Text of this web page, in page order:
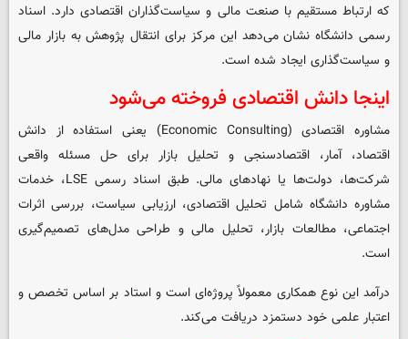
که ارتباط مستقیم با صنعت مالی و سیاست‌گذاران اقتصادی دارد. اسناد
رسمی دانشگاه نشان می‌دهد این مرکز برای انتقال پژوهش به بازار مالی
و سیاست‌گذاری ایجاد شده است.
اینجا دانش اقتصادی فروخته می‌شود
مشاوره اقتصادی (Economic Consulting) یعنی استفاده از دانش
اقتصاد، آمار، اقتصادسنجی و تحلیل بازار برای حل مسئله واقعی
شرکت‌ها، دولت‌ها یا نهادهای مالی. طبق اسناد رسمی LSE، خدمات
مشاوره دانشگاه شامل تحلیل اقتصادی، ارزیابی سیاست، بررسی اثرات
اجتماعی، مطالعات بازار، تحلیل مالی و طراحی مدل‌های تصمیم‌گیری
است.
درآمد این نوع همکاری معمولاً پروژه‌ای است و استاد بر اساس تخصص و
اعتبار علمی خود دستمزد دریافت می‌کند.